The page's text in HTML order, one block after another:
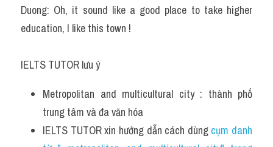
Duong: Oh, it sound like a good place to take higher
education, I like this town !
IELTS TUTOR lưu ý
Metropolitan and multicultural city : thành phố
trung tâm và đa văn hóa
IELTS TUTOR xin hướng dẫn cách dùng cụm danh